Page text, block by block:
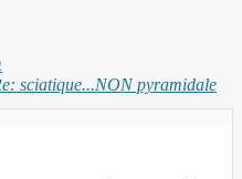
sciatique...NON pyramidale